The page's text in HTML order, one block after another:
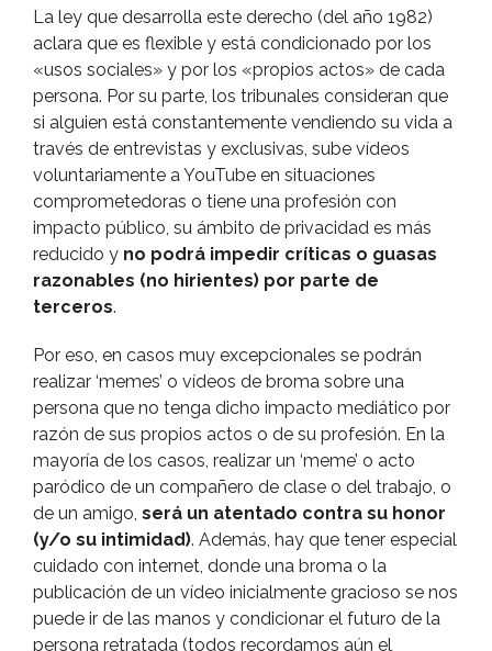
La ley que desarrolla este derecho (del año 1982)
aclara que es flexible y está condicionado por los
«usos sociales» y por los «propios actos» de cada
persona. Por su parte, los tribunales consideran que
si alguien está constantemente vendiendo su vida a
través de entrevistas y exclusivas, sube ví­deos
voluntariamente a YouTube en situaciones
comprometedoras o tiene una profesión con
impacto público, su ámbito de privacidad es más
reducido y no podrá impedir crí­ticas o guasas
razonables (no hirientes) por parte de
terceros.
Por eso, en casos muy excepcionales se podrán
realizar ‘memes’ o ví­deos de broma sobre una
persona que no tenga dicho impacto mediático por
razón de sus propios actos o de su profesión. En la
mayorí­a de los casos, realizar un ‘meme’ o acto
paródico de un compañero de clase o del trabajo, o
de un amigo, será un atentado contra su honor
(y/o su intimidad). Además, hay que tener especial
cuidado con internet, donde una broma o la
publicación de un ví­deo inicialmente gracioso se nos
puede ir de las manos y condicionar el futuro de la
persona retratada (todos recordamos aún el